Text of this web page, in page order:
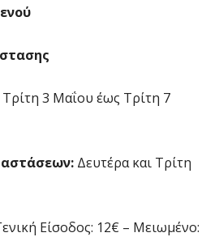
3 Μαΐου έως Τρίτη 7
Δευτέρα και Τρίτη
Είσοδος: 12€ – Μειωμένο: